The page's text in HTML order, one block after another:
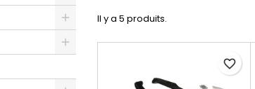
Il y a 5 produits.
favorite_border